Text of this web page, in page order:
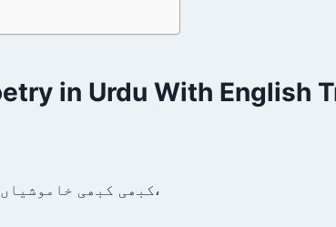
in Urdu With English
کبھی کبھی خاموشیاں بھی بہت کچھ کہہ جاتی ہیں،